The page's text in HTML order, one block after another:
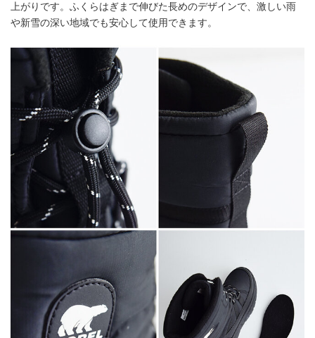
上がりです。ふくらはぎまで伸びた長めのデザインで、激しい雨
や新雪の深い地域でも安心して使用できます。